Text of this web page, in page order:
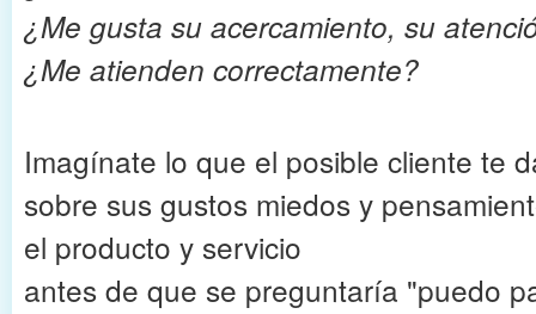
¿Me gusta su acercamiento, su
¿Me atienden correctamente?
Imagínate lo que el posible cliente te
sobre sus gustos miedos y
el producto y servicio
antes de que se preguntaría "puedo